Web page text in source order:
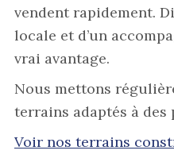
vendent rapidement.
locale et d’un
vrai avantage.
Nous mettons
terrains adaptés à des
Voir nos terrains